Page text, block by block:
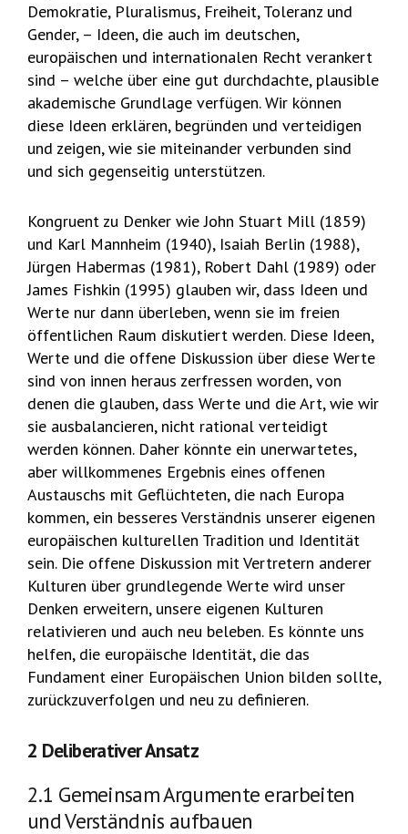
Demokratie, Pluralismus, Freiheit, Toleranz und
Gender, – Ideen, die auch im deutschen,
europäischen und internationalen Recht verankert
sind – welche über eine gut durchdachte, plausible
akademische Grundlage verfügen. Wir können
diese Ideen erklären, begründen und verteidigen
und zeigen, wie sie miteinander verbunden sind
und sich gegenseitig unterstützen.
Kongruent zu Denker wie John Stuart Mill (1859)
und Karl Mannheim (1940), Isaiah Berlin (1988),
Jürgen Habermas (1981), Robert Dahl (1989) oder
James Fishkin (1995) glauben wir, dass Ideen und
Werte nur dann überleben, wenn sie im freien
öffentlichen Raum diskutiert werden. Diese Ideen,
Werte und die offene Diskussion über diese Werte
sind von innen heraus zerfressen worden, von
denen die glauben, dass Werte und die Art, wie wir
sie ausbalancieren, nicht rational verteidigt
werden können. Daher könnte ein unerwartetes,
aber willkommenes Ergebnis eines offenen
Austauschs mit Geflüchteten, die nach Europa
kommen, ein besseres Verständnis unserer eigenen
europäischen kulturellen Tradition und Identität
sein. Die offene Diskussion mit Vertretern anderer
Kulturen über grundlegende Werte wird unser
Denken erweitern, unsere eigenen Kulturen
relativieren und auch neu beleben. Es könnte uns
helfen, die europäische Identität, die das
Fundament einer Europäischen Union bilden sollte,
zurückzuverfolgen und neu zu definieren.
2 Deliberativer Ansatz
2.1 Gemeinsam Argumente erarbeiten
und Verständnis aufbauen